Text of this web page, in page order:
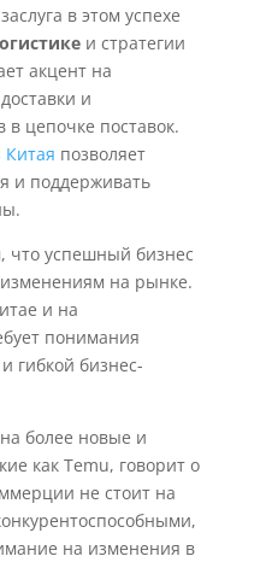
в этом успехе
и стратегии
акцент на
и
цепочке поставок.
Китая позволяет
и поддерживать
что успешный бизнес
на рынке.
и на
понимания
гибкой бизнес-
на более новые и
как Temu, говорит о
не стоит на
на изменения в